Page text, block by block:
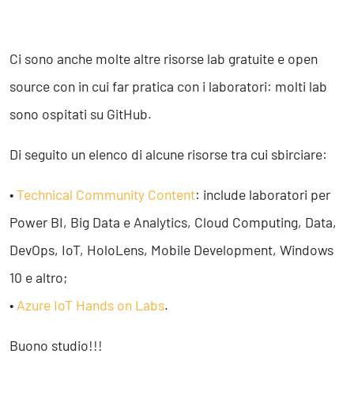
Ci sono anche molte altre risorse lab gratuite e open
source con in cui far pratica con i laboratori: molti lab
sono ospitati su GitHub.
Di seguito un elenco di alcune risorse tra cui sbirciare:
•Technical Community Content: include laboratori per
Power BI, Big Data e Analytics, Cloud Computing, Data,
DevOps, IoT, HoloLens, Mobile Development, Windows
10 e altro;
• Azure IoT Hands on Labs.
Buono studio!!!